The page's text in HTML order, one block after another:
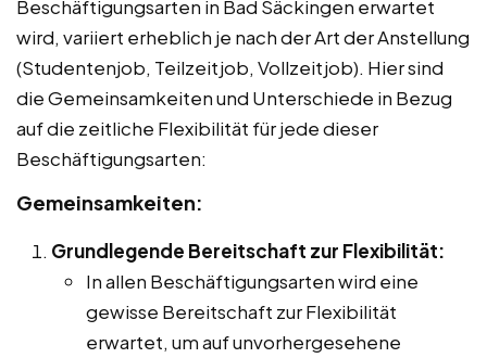
Beschäftigungsarten in Bad Säckingen erwartet
wird, variiert erheblich je nach der Art der Anstellung
(Studentenjob, Teilzeitjob, Vollzeitjob). Hier sind
die Gemeinsamkeiten und Unterschiede in Bezug
auf die zeitliche Flexibilität für jede dieser
Beschäftigungsarten:
Gemeinsamkeiten:
Grundlegende Bereitschaft zur Flexibilität:
In allen Beschäftigungsarten wird eine
gewisse Bereitschaft zur Flexibilität
erwartet, um auf unvorhergesehene